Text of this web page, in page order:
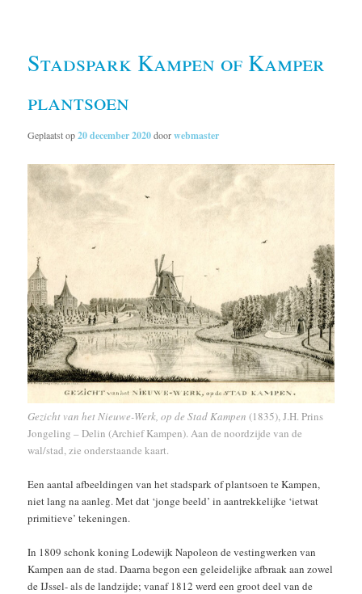
Stadspark Kampen of Kamper
plantsoen
Geplaatst op20 december 2020doorwebmaster
Gezicht van het Nieuwe-Werk, op de Stad Kampen (1835), J.H. Prins
Jongeling – Delin (Archief Kampen). Aan de noordzijde van de
wal/stad, zie onderstaande kaart.
Een aantal afbeeldingen van het stadspark of plantsoen te Kampen,
niet lang na aanleg. Met dat ‘jonge beeld’ in aantrekkelijke ‘ietwat
primitieve’ tekeningen.
In 1809 schonk koning Lodewijk Napoleon de vestingwerken van
Kampen aan de stad. Daarna begon een geleidelijke afbraak aan zowel
de IJssel- als de landzijde; vanaf 1812 werd een groot deel van de